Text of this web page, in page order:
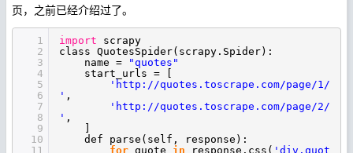
页，之前已经介绍过了。
1
2
3
4
5
6
7
8
9
10
11
import
scrapy
class QuotesSpider(scrapy.Spider):
name =
"quotes"
start_urls = [
'http://quotes.toscrape.com/page/1/
' ,
'http://quotes.toscrape.com/page/2/
' ,
def parse(self, response):
for quote in response.css( 'div.quot